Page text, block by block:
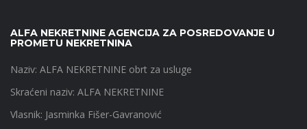
ALFA NEKRETNINE AGENCIJA ZA POSREDOVANJE U
PROMETU NEKRETNINA
Naziv: ALFA NEKRETNINE obrt za usluge
Skraćeni naziv: ALFA NEKRETNINE
Vlasnik: Jasminka Fišer-Gavranović